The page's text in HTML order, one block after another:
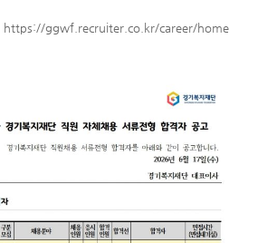
https://ggwf.recruiter.co.kr/career/home